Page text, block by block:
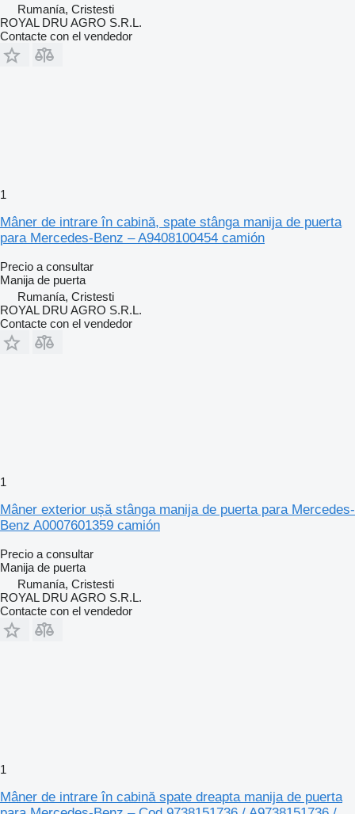
Rumanía, Cristesti
ROYAL DRU AGRO S.R.L.
Contacte con el vendedor
1
Mâner de intrare în cabină, spate stânga manija de puerta
para Mercedes-Benz – A9408100454 camión
Precio a consultar
Manija de puerta
Rumanía, Cristesti
ROYAL DRU AGRO S.R.L.
Contacte con el vendedor
1
Mâner exterior ușă stânga manija de puerta para Mercedes-
Benz A0007601359 camión
Precio a consultar
Manija de puerta
Rumanía, Cristesti
ROYAL DRU AGRO S.R.L.
Contacte con el vendedor
1
Mâner de intrare în cabină spate dreapta manija de puerta